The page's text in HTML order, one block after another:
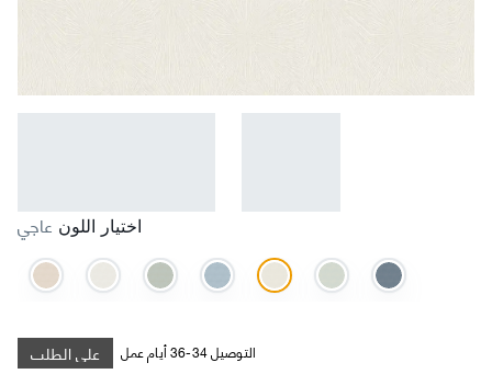
اختيار اللون عاجي
على الطلب التوصيل 34-36 أيام عمل